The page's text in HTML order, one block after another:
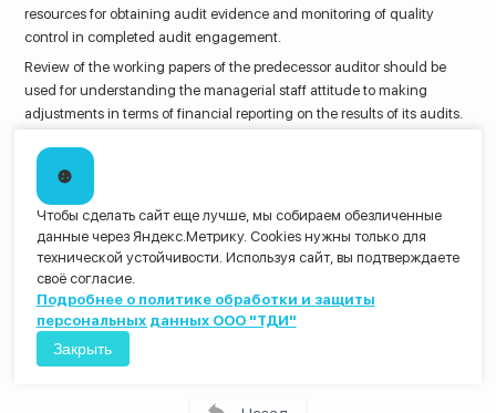
resources for obtaining audit evidence and monitoring of quality
control in completed audit engagement.
Review of the working papers of the predecessor auditor should be
used for understanding the managerial staff attitude to making
adjustments in terms of financial reporting on the results of its audits.
of not detecting material misstatement and allow the auditor to
determine its confidence in opening balances.
Keywords: audit, audit procedures, initial audit engagement, opening
balances, predecessor auditor
Перечень рабочих документов аудитора размещен на сайте
www.workingpapers.ru, www.workingpapers.ae
Чтобы сделать сайт еще лучше, мы собираем обезличенные
данные через Яндекс.Метрику. Cookies нужны только для
технической устойчивости. Используя сайт, вы подтверждаете
своё согласие.
Подробнее о политике обработки и защиты
персональных данных ООО "ТДИ"
Закрыть